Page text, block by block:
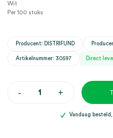
Wit
Per 100 stuks
Producent: DISTRIFUND
Artikelnummer: 30597 Direct
-hy@pro
+
Vandaag